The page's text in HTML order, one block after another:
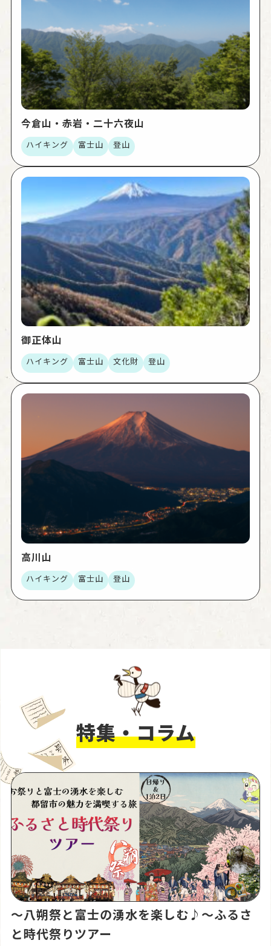
今倉山・赤岩・二十六夜山
ハイキング 富士山 登山
御正体山
ハイキング 富士山 文化財 登山
高川山
ハイキング 富士山 登山
特集・コラム
〜八朔祭と富士の湧水を楽しむ♪〜ふるさ
と時代祭りツアー